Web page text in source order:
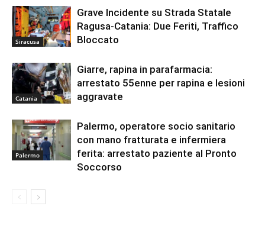
Siracusa
Grave Incidente su Strada Statale
Ragusa-Catania: Due Feriti, Traffico
Bloccato
Catania
Giarre, rapina in parafarmacia:
arrestato 55enne per rapina e lesioni
aggravate
Palermo
Palermo, operatore socio sanitario
con mano fratturata e infermiera
ferita: arrestato paziente al Pronto
Soccorso